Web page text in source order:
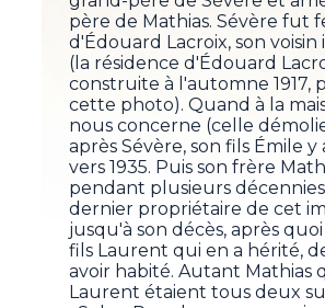
père de Mathias. Sévère fut
d'Édouard Lacroix, son voisin
(la résidence d'Édouard
construite à l'automne 1917,
cette photo). Quand à la
nous concerne (celle
après Sévère, son fils Émile y
vers 1935. Puis son frère
pendant plusieurs
dernier propriétaire de cet
jusqu'à son décès, après
fils Laurent qui en a hérité,
avoir habité. Autant Mathias
Laurent étaient tous deux